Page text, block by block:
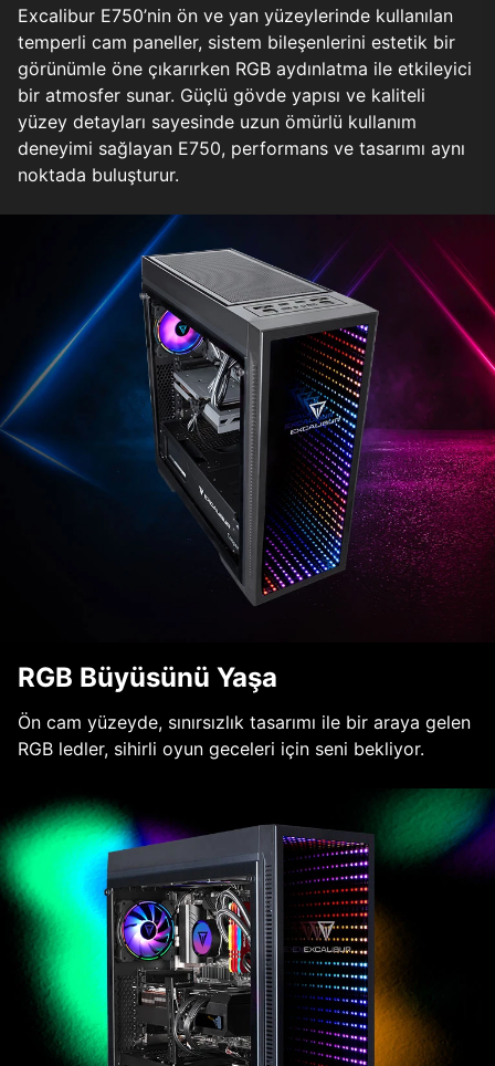
Excalibur E750’nin ön ve yan yüzeylerinde kullanılan
temperli cam paneller, sistem bileşenlerini estetik bir
görünümle öne çıkarırken RGB aydınlatma ile etkileyici
bir atmosfer sunar. Güçlü gövde yapısı ve kaliteli
yüzey detayları sayesinde uzun ömürlü kullanım
deneyimi sağlayan E750, performans ve tasarımı aynı
noktada buluşturur.
RGB Büyüsünü Yaşa
Ön cam yüzeyde, sınırsızlık tasarımı ile bir araya gelen
RGB ledler, sihirli oyun geceleri için seni bekliyor.